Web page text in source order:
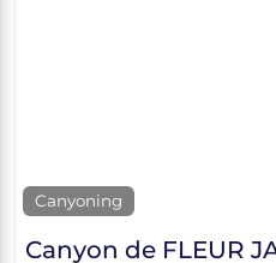
Canyoning